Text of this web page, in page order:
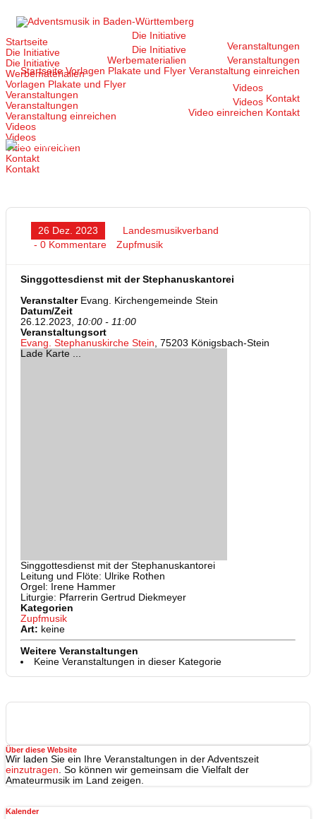
Inhalt
Startseite
Die Initiative
Die Initiative
Werbematerialien
Vorlagen Plakate und Flyer
Veranstaltungen
Veranstaltungen
Veranstaltung einreichen
Videos
Videos
Video einreichen
Kontakt
Kontakt
Startseite
Die Initiative
Die Initiative
Werbematerialien
Vorlagen Plakate und Flyer
Veranstaltungen
Veranstaltungen
Veranstaltung einreichen
Videos
Videos
Video einreichen
Kontakt
Kontakt
26 Dez. 2023
Landesmusikverband
- 0 Kommentare
Zupfmusik
Singgottesdienst mit der Stephanuskantorei
VeranstalterEvang. Kirchengemeinde Stein
Datum/Zeit
26.12.2023, 10:00 - 11:00
Veranstaltungsort
Evang. Stephanuskirche Stein, 75203 Königsbach-Stein
Lade Karte ...
Singgottesdienst mit der Stephanuskantorei
Leitung und Flöte: Ulrike Rothen
Orgel: Irene Hammer
Liturgie: Pfarrerin Gertrud Diekmeyer
Kategorien
Zupfmusik
Art: keine
Weitere Veranstaltungen
Keine Veranstaltungen in dieser Kategorie
Über diese Website
Wir laden Sie ein Ihre Veranstaltungen in der Adventszeit
einzutragen . So können wir gemeinsam die Vielfalt der
Amateurmusik im Land zeigen.
Kalender